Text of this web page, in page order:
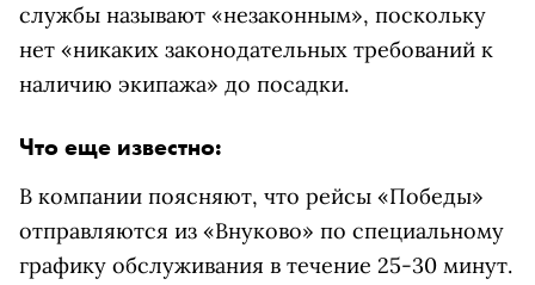
службы называют «незаконным», поскольку
нет «никаких законодательных требований к
наличию экипажа» до посадки.
Что еще известно:
В компании поясняют, что рейсы «Победы»
отправляются из «Внуково» по специальному
графику обслуживания в течение 25-30 минут.